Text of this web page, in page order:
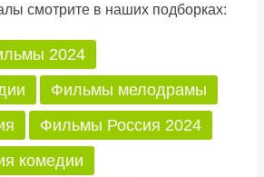
смотрите в наших подборках:
2024
Фильмы мелодрамы
Фильмы Россия 2024
комедии